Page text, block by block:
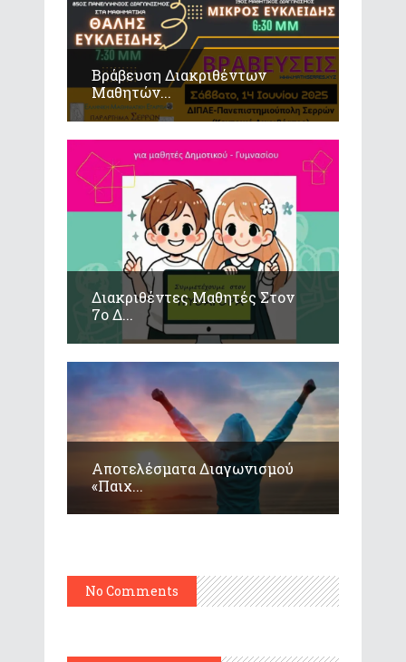
Βράβευση Διακριθέντων
Μαθητών...
Διακριθέντες Μαθητές Στον
7ο Δ...
Αποτελέσματα Διαγωνισμού
«Παιχ...
No Comments